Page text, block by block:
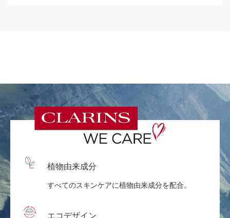
植物由来成分
すべてのスキンケアに植物由来成分を配合。
エコデザイン